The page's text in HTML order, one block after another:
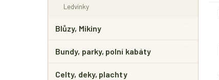
Ledvinky
Blůzy, Mikiny
Bundy, parky, polní kabáty
Celty, deky, plachty